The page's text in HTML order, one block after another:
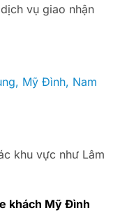
vụ giao nhận
Mỹ Đình, Nam
khu vực như Lâm
khách Mỹ Đình